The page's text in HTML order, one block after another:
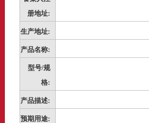
册地址:
生产地址:
产品名称:
型号/规
格:
产品描述:
预期用途: